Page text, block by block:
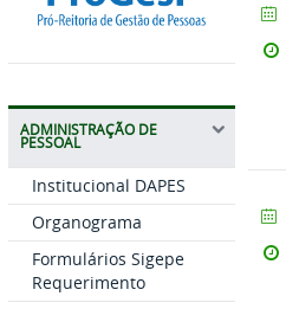
ADMINISTRAÇÃO DE
PESSOAL
Institucional DAPES
Organograma
Formulários Sigepe
Requerimento